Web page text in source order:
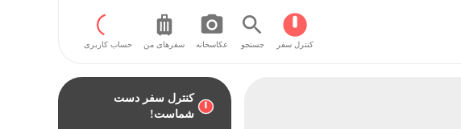
کنترل سفر جستجو عکاسخانه سفر‌های من حساب کاربری
کنترل سفر دست
شماست!